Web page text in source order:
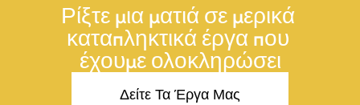
Ρίξτε μια ματιά σε μερικά
καταπληκτικά έργα που
έχουμε ολοκληρώσει
Δείτε Τα Έργα Μας